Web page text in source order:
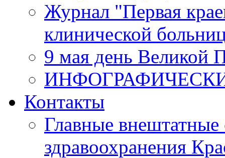
Журнал "Первая
клинической
9 мая день Великой
Контакты
Главные внештатные
здравоохранения